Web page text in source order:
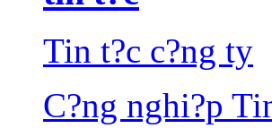
Tin t?c c?ng ty
C?ng nghi?p